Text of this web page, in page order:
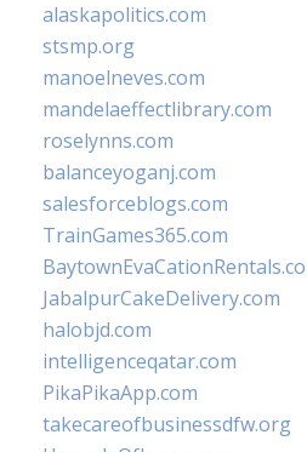
alaskapolitics.com
stsmp.org
manoelneves.com
mandelaeffectlibrary.com
roselynns.com
balanceyoganj.com
salesforceblogs.com
TrainGames365.com
JabalpurCakeDelivery.com
halobjd.com
intelligenceqatar.com
PikaPikaApp.com
takecareofbusinessdfw.org